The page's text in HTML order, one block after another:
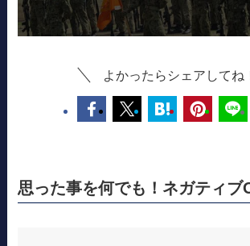
よかったらシェアしてね
思った事を何でも！ネガティブ